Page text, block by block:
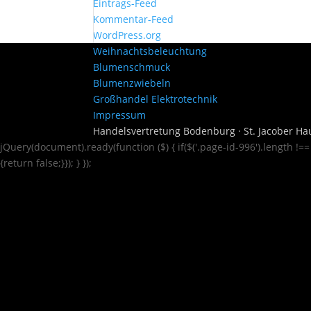
Eintrags-Feed
Kommentar-Feed
WordPress.org
Weihnachtsbeleuchtung
Blumenschmuck
Blumenzwiebeln
Großhandel Elektrotechnik
Impressum
Handelsvertretung Bodenburg · St. Jacober
jQuery(document).ready(function ($) { if($('.page-id-996').length
{return false;}}); } });